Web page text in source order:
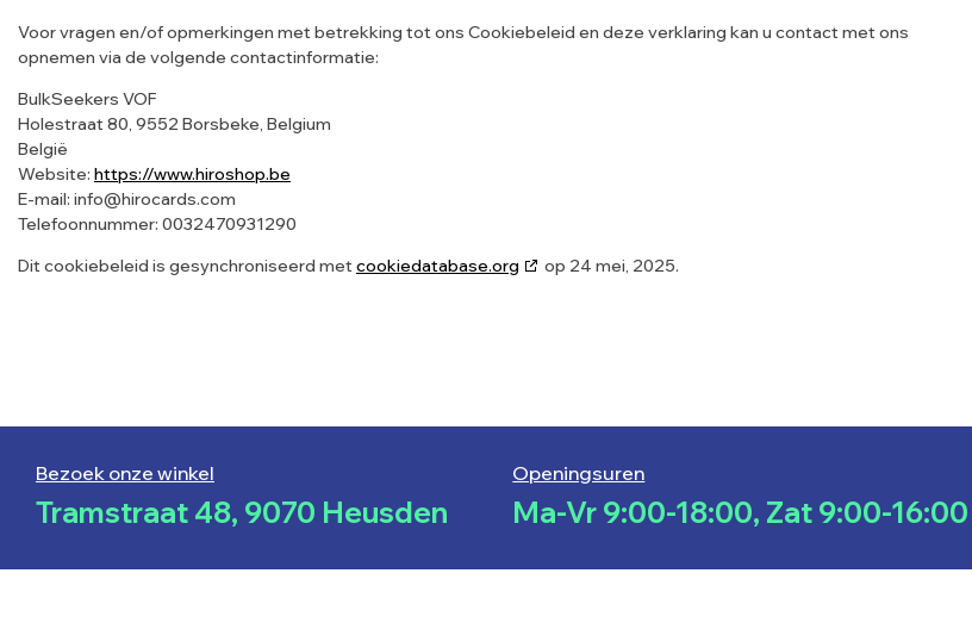
Voor vragen en/of opmerkingen met betrekking tot ons Cookiebeleid en deze verklaring kan u contact met ons
opnemen via de volgende contactinformatie:
BulkSeekers VOF
Holestraat 80, 9552 Borsbeke, Belgium
België
Website: https://www.hiroshop.be
E-mail: info@hirocards.com
Telefoonnummer: 0032470931290
Dit cookiebeleid is gesynchroniseerd metcookiedatabase.org op 24 mei, 2025.
Bezoek onze winkel
Tramstraat 48, 9070 Heusden
Openingsuren
Ma-Vr 9:00-18:00, Zat 9:00-16:00